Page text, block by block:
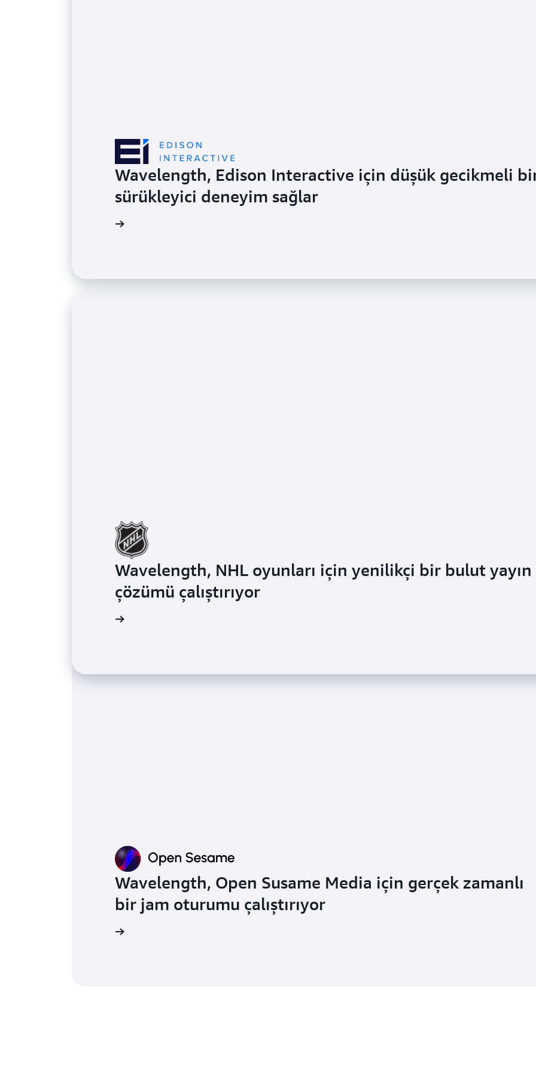
Wavelength, Edison Interactive için düşük gecikmeli
sürükleyici deneyim sağlar
Wavelength, NHL oyunları için yenilikçi bir bulut yayın
çözümü çalıştırıyor
Wavelength, Open Susame Media için gerçek zamanlı
bir jam oturumu çalıştırıyor